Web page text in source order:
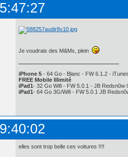
Je voudrais des M&Ms, plein
iPhone 5- 64 Go - Blanc - FW 6.1.2 -
FREE Mobile Illimité
iPad1 - 32 Go Wifi - FW 5.0.1 - JB Redsn0w
iPad1 - 64 Go 3G/Wifi - FW 5.0.1 JB
elles sont trop belle ces voitures !!!!